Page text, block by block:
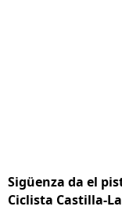
Sigüenza da el
Ciclista Castilla-